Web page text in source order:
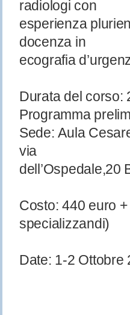
radiologi con
esperienza
docenza in
ecografia
Durata del corso:
Programma
Sede: Aula
via
dell’Ospedale,20
Costo: 440 euro
specializzandi)
Date: 1-2 Ottobre